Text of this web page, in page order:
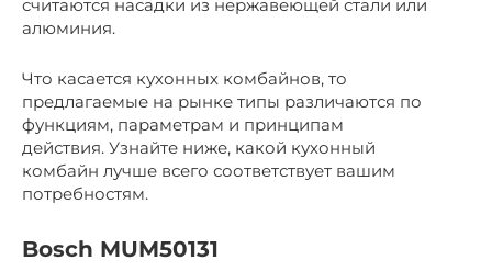
считаются насадки из нержавеющей стали или
алюминия.
Что касается кухонных комбайнов, то
предлагаемые на рынке типы различаются по
функциям, параметрам и принципам
действия. Узнайте ниже, какой кухонный
комбайн лучше всего соответствует вашим
потребностям.
Bosch MUM50131